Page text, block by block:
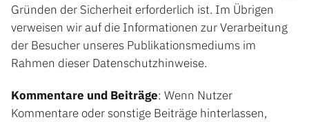
Gründen der Sicherheit erforderlich ist. Im Übrigen
verweisen wir auf die Informationen zur Verarbeitung
der Besucher unseres Publikationsmediums im
Rahmen dieser Datenschutzhinweise.
Kommentare und Beiträge: Wenn Nutzer
Kommentare oder sonstige Beiträge hinterlassen,